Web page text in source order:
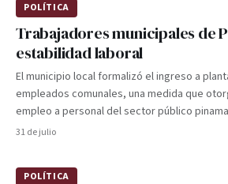
POLÍTICA
Trabajadores municipales de
estabilidad laboral
El municipio local formalizó el ingreso a
empleados comunales, una medida que
empleo a personal del sector público
31 de julio
POLÍTICA